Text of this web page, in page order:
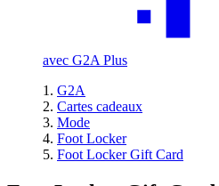
avec G2A Plus
G2A
Cartes cadeaux
Mode
Foot Locker
Foot Locker Gift Card